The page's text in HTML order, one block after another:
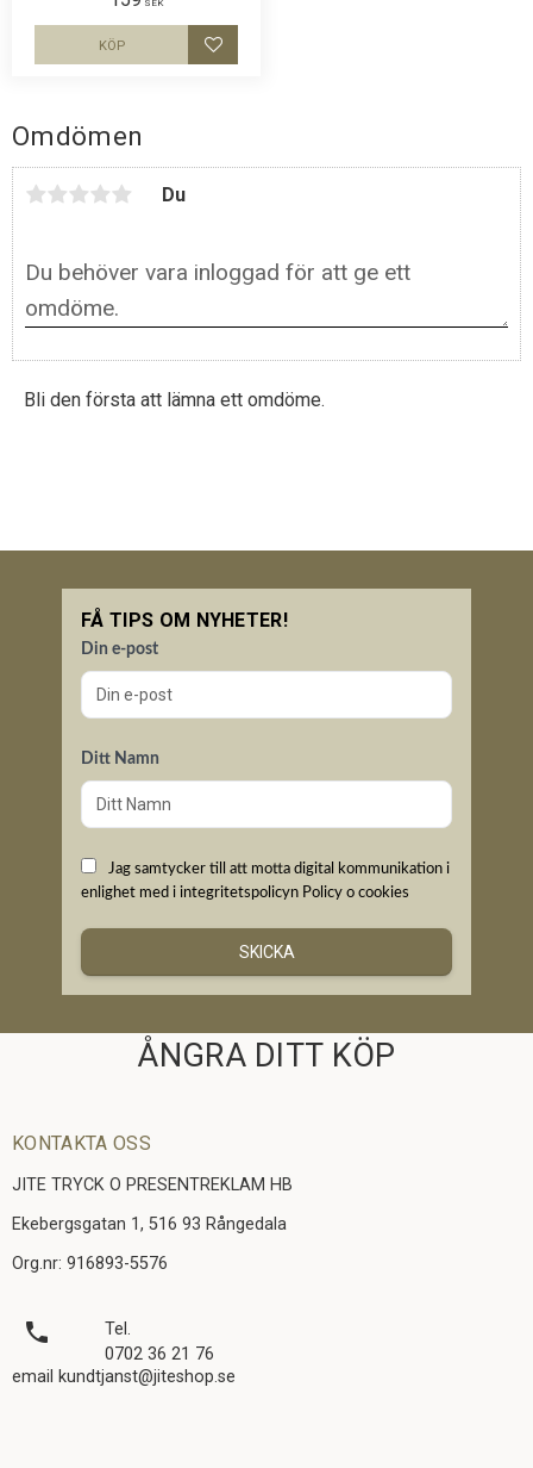
Omdömen
Du
Bli den första att lämna ett omdöme.
Border Collie. Luftig och skön
keps.
SEK
Lägg till i favoriter
KÖP
FÅ TIPS OM NYHETER!
Din e-post
Ditt Namn
Jag samtycker till att motta digital kommunikation i
enlighet med i integritetspolicyn Policy o cookies
SKICKA
ÅNGRA DITT KÖP
KONTAKTA OSS
JITE TRYCK O PRESENTREKLAM HB
Ekebergsgatan 1, 516 93 Rångedala
Org.nr: 916893-5576
local_phone
Tel.
0702 36 21 76
email kundtjanst@jiteshop.se